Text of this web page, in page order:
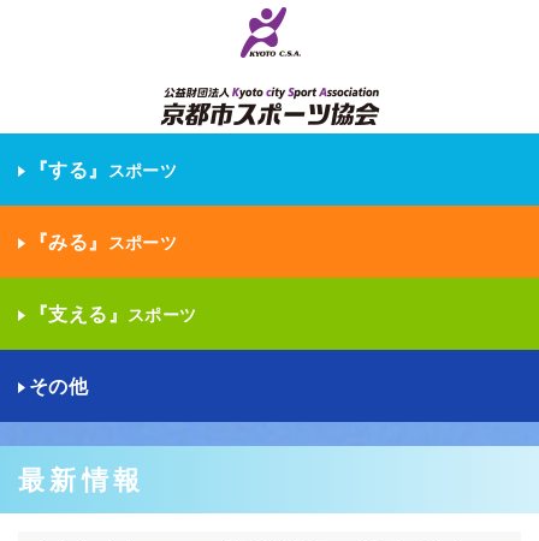
『する』 スポーツ
『みる』 スポーツ
『支える』 スポーツ
その他
最新情報